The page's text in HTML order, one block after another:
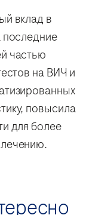
вклад в
последние
частью
на ВИЧ и
повысила
для более